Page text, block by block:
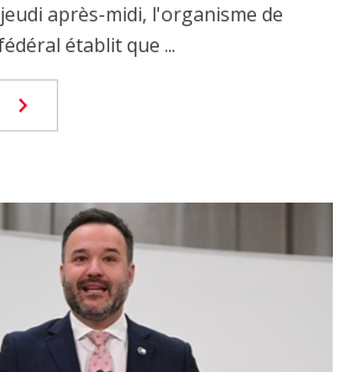
après-midi, l'organisme de
établit que ...